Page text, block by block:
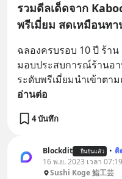
รวมดีลเด็ดจาก
พรีเมี่ยม สดเหมือนท
ฉลองครบรอบ 10 ปี ร้าน
มอบประสบการณ์ร้านอ
ระดับพรีเมี่ยมนำเข้าตา
อ่านต่อ
4 บันทึก
Blockdit ยืนยันแล้ว • ติ
16 พ.ย. 2023 เวลา
Sushi Koge 鮨⼯芸